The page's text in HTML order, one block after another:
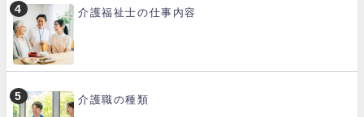
介護福祉士の仕事内容
介護職の種類